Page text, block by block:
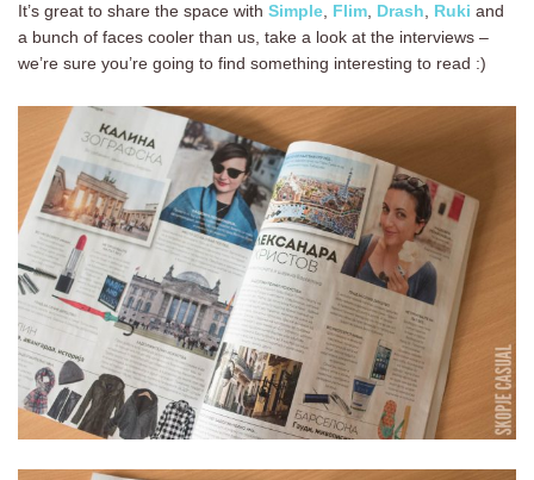
It’s great to share the space with Simple, Flim, Drash, Ruki and
a bunch of faces cooler than us, take a look at the interviews –
we’re sure you’re going to find something interesting to read :)